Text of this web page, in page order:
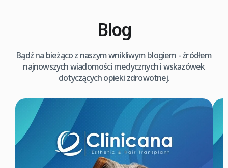
Blog
Bądź na bieżąco z naszym wnikliwym blogiem - źródłem
najnowszych wiadomości medycznych i wskazówek
dotyczących opieki zdrowotnej.